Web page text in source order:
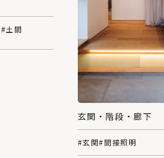
#土間
玄関・階段・廊下
#玄関#間接照明